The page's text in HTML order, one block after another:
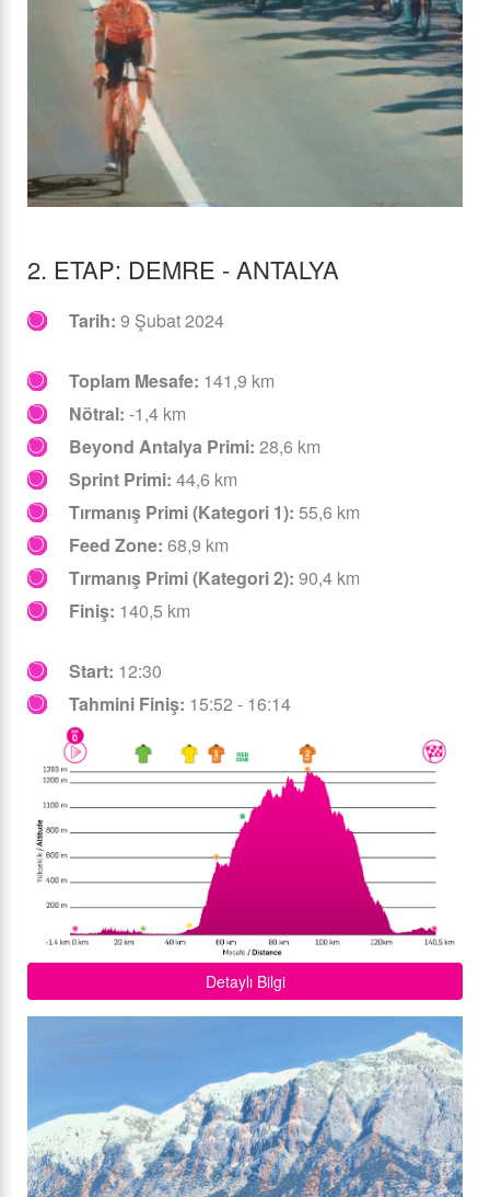
2. ETAP: DEMRE - ANTALYA
Tarih: 9 Şubat 2024
Toplam Mesafe: 141,9 km
Nötral: -1,4 km
Beyond Antalya Primi: 28,6 km
Sprint Primi: 44,6 km
Tırmanış Primi (Kategori 1): 55,6 km
Feed Zone: 68,9 km
Tırmanış Primi (Kategori 2): 90,4 km
Finiş: 140,5 km
Start: 12:30
Tahmini Finiş: 15:52 - 16:14
Detaylı Bilgi